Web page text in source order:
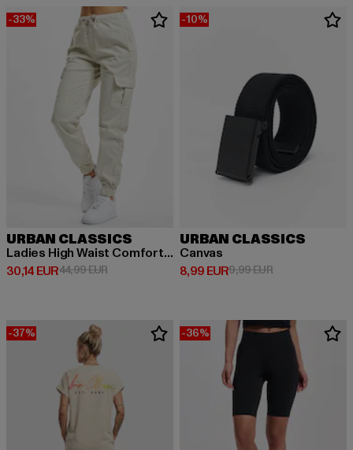
-33%
URBAN CLASSICS
Ladies High Waist Comfort Jogging
30,14 EUR
Derzeitiger Preis: 30,14 EUR
44,99 EURAktionspreis: 44,99 EUR
-10%
URBAN CLASSICS
Canvas
8,99 EUR
Derzeitiger Preis: 8,99 EUR
9,99 EURAktionspreis:
-37% -36%